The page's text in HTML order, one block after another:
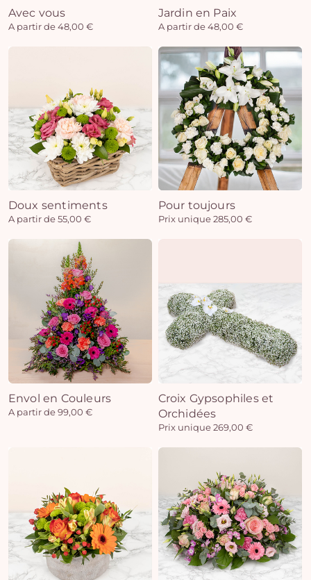
Avec vous
A partir de 48,00 €
Jardin en Paix
A partir de 48,00 €
Doux sentiments
A partir de 55,00 €
Pour toujours
Prix unique 285,00 €
Envol en Couleurs
A partir de 99,00 €
Croix Gypsophiles et
Orchidées
Prix unique 269,00 €